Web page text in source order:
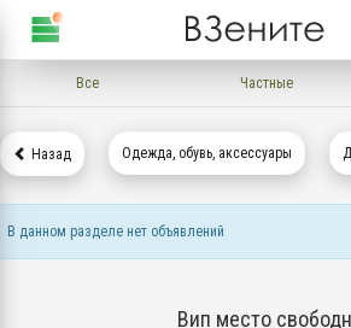
Все Частные
Назад Одежда, обувь, аксессуары
В данном разделе нет объявлений
Вип место